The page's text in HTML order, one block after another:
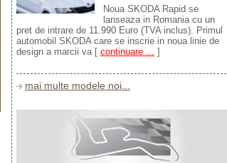
Noua SKODA Rapid se
lanseaza in Romania cu un
pret de intrare de 11.990 Euro (TVA inclus). Primul
automobil SKODA care se inscrie in noua linie de
design a marcii va [ continuare ... ]
mai multe modele noi...